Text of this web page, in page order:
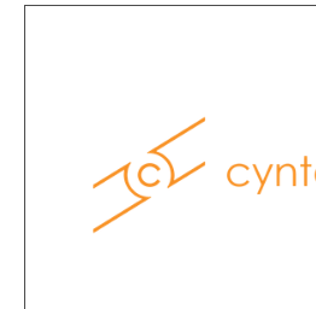
Cynteract GmbH (ドイツ)
We are a team dedicated
easier and more effective